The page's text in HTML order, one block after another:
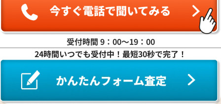
ヤ行
ワ行
受付時間 9：00〜19：00
24時間いつでも受付中！最短30秒で完了！